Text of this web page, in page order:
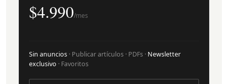
$4.990/mes
Sin anuncios · Publicar artículos · PDFs · Newsletter
exclusivo · Favoritos